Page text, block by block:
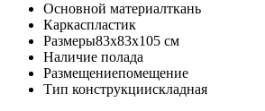
Основной материалткань
Каркаспластик
Размеры83x83x105 cм
Наличие полада
Размещениепомещение
Тип конструкциискладная